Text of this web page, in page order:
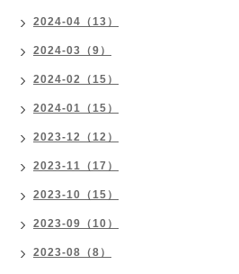
2024-04（13）
2024-03（9）
2024-02（15）
2024-01（15）
2023-12（12）
2023-11（17）
2023-10（15）
2023-09（10）
2023-08（8）